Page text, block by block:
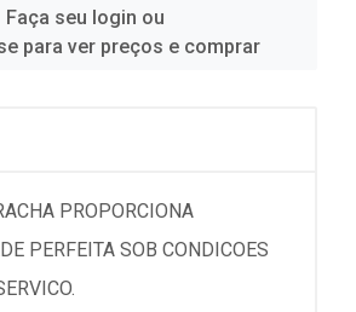
Faça seu login ou
para ver preços e comprar
PROPORCIONA
PERFEITA SOB CONDICOES